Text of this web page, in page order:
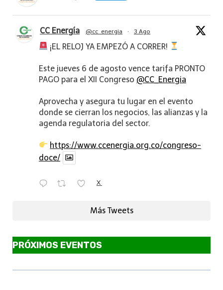
CC Energía @cc_energia · 3 Ago
¡EL RELOJ YA EMPEZÓ A CORRER!
Este jueves 6 de agosto vence tarifa PRONTO
PAGO para el XII Congreso @CC_Energia
Aprovecha y asegura tu lugar en el evento
donde se cierran los negocios, las alianzas y la
agenda regulatoria del sector.
https://www.ccenergia.org.co/congreso-
doce/
X
Más Tweets
PRÓXIMOS EVENTOS